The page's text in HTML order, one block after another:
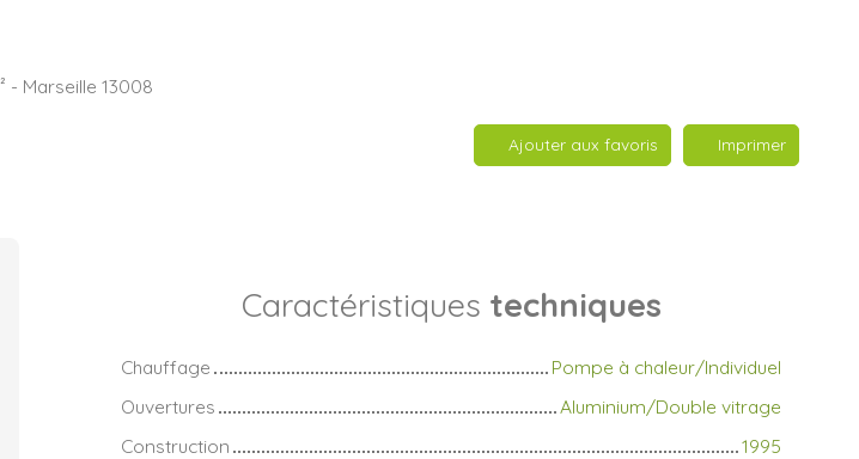
- Marseille 13008
Ajouter aux favoris Imprimer
Caractéristiques techniques
Chauffage
Pompe à chaleur/Individuel
Ouvertures
Aluminium/Double vitrage
Construction
1995